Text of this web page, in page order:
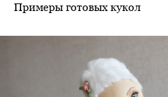
Примеры готовых кукол